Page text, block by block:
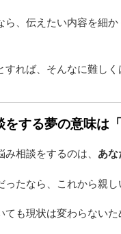
ら、伝えたい内容を細
れば、そんなに難しく
する夢の意味は
相談をするのは、 あ
ったなら、これから親
ても現状は変わらない